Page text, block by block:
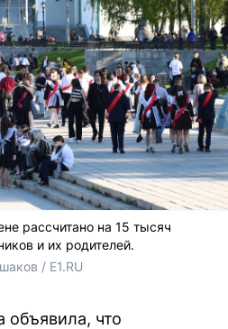
рассчитано на 15 тысяч
и их родителей.
/ E1.RU
объявила, что